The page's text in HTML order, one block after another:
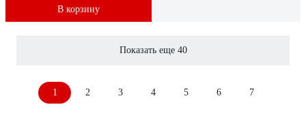
В корзину
Показать еще 40
1 2 3 4 5 6 7